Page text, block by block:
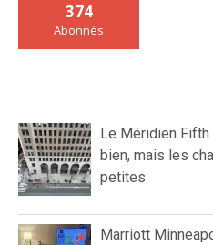
374
Abonnés
Le Méridien Fifth
bien, mais les
petites
Marriott